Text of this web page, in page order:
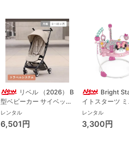
リベル （2026） B
型ベビーカー サイベック
ス(cybex)
レンタル
6,501円
Bright
イトスターツ
ス フォーエバ
レンド ジャン
パルー キッズ
レンタル
3,300円